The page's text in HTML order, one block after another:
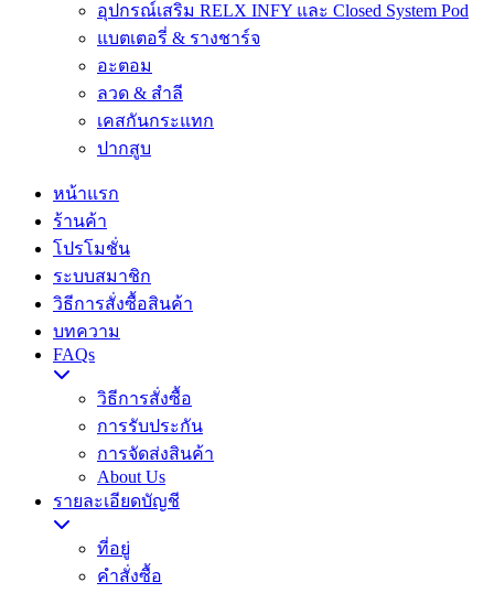
อุปกรณ์เสริม RELX INFY และ Closed System Pod
แบตเตอรี่ & รางชาร์จ
อะตอม
ลวด ​& สำลี
เคสกันกระแทก
ปากสูบ
หน้าแรก
ร้านค้า
โปรโมชั่น
ระบบสมาชิก
วิธีการสั่งซื้อสินค้า
บทความ
FAQs
วิธีการสั่งซื้อ
การรับประกัน
การจัดส่งสินค้า
About Us
รายละเอียดบัญชี
ที่อยู่
คำสั่งซื้อ